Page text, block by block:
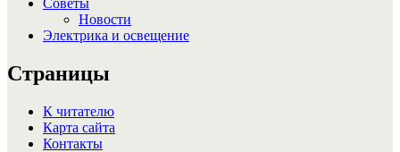
Советы
Новости
Электрика и освещение
Страницы
К читателю
Карта сайта
Контакты